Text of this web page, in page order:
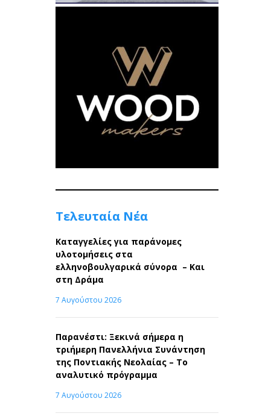
Τελευταία Νέα
Καταγγελίες για παράνομες
υλοτομήσεις στα
ελληνοβουλγαρικά σύνορα – Και
στη Δράμα
7 Αυγούστου 2026
Παρανέστι: Ξεκινά σήμερα η
τριήμερη Πανελλήνια Συνάντηση
της Ποντιακής Νεολαίας – Το
αναλυτικό πρόγραμμα
7 Αυγούστου 2026